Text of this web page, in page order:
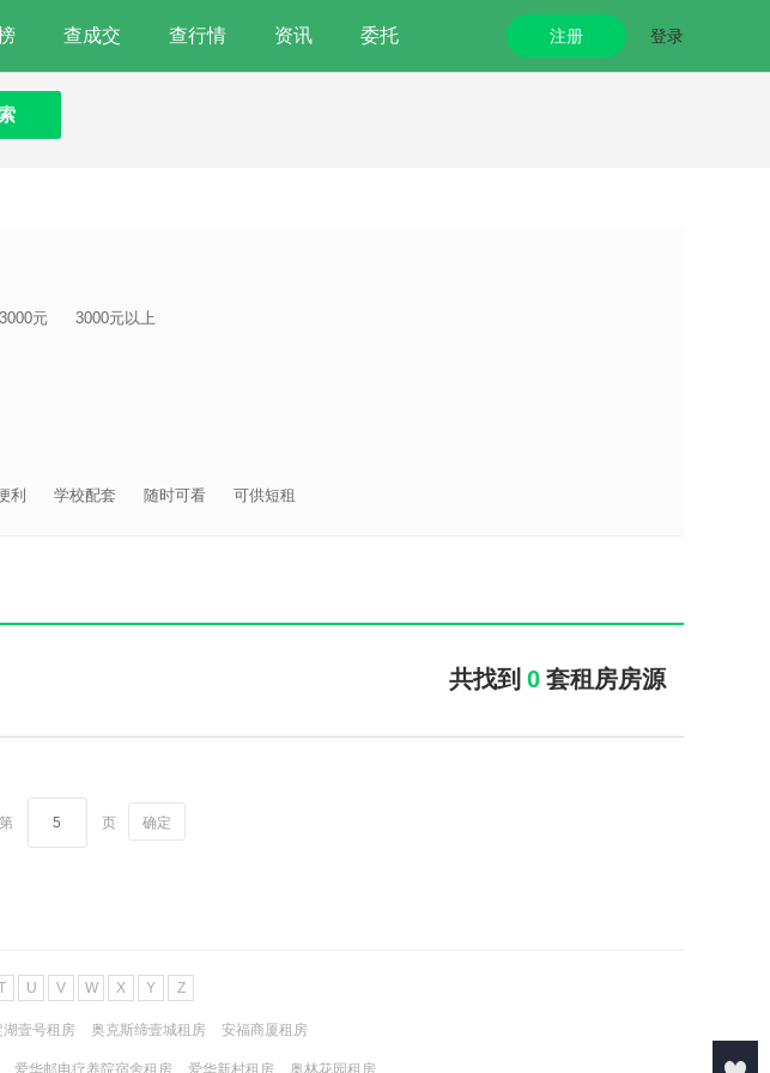
查成交 查行情 资讯 委托 注册 登录
元 3000元以上
利 学校配套 随时可看 可供短租
共找到 0 套租房房源
页 确定
U V W X Y Z
湖壹号租房 奥克斯缔壹城租房 安福商厦租房
爱华邮电疗养院宿舍租房 爱华新村租房 奥林花园租房